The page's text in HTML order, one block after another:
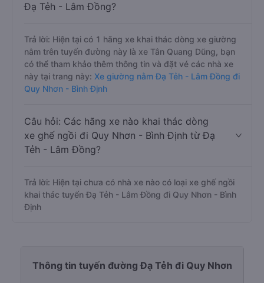
Đạ Tẻh - Lâm Đồng?
Trả lời: Hiện tại có 1 hãng xe khai thác dòng xe giường
nằm trên tuyến đường này là xe Tân Quang Dũng, bạn
có thể tham khảo thêm thông tin và đặt vé các nhà xe
này tại trang này: Xe giường nằm Đạ Tẻh - Lâm Đồng đi
Quy Nhơn - Bình Định
Câu hỏi: Các hãng xe nào khai thác dòng
xe ghế ngồi đi Quy Nhơn - Bình Định từ Đạ
Tẻh - Lâm Đồng?
Trả lời: Hiện tại chưa có nhà xe nào có loại xe ghế ngồi
khai thác tuyến Đạ Tẻh - Lâm Đồng đi Quy Nhơn - Bình
Định
Thông tin tuyến đường Đạ Tẻh đi Quy Nhơn